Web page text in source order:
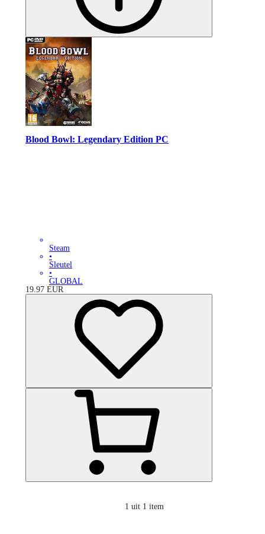
Blood Bowl: Legendary Edition PC
Steam
•
Sleutel
•
GLOBAL
19.97 EUR
1 uit 1 item